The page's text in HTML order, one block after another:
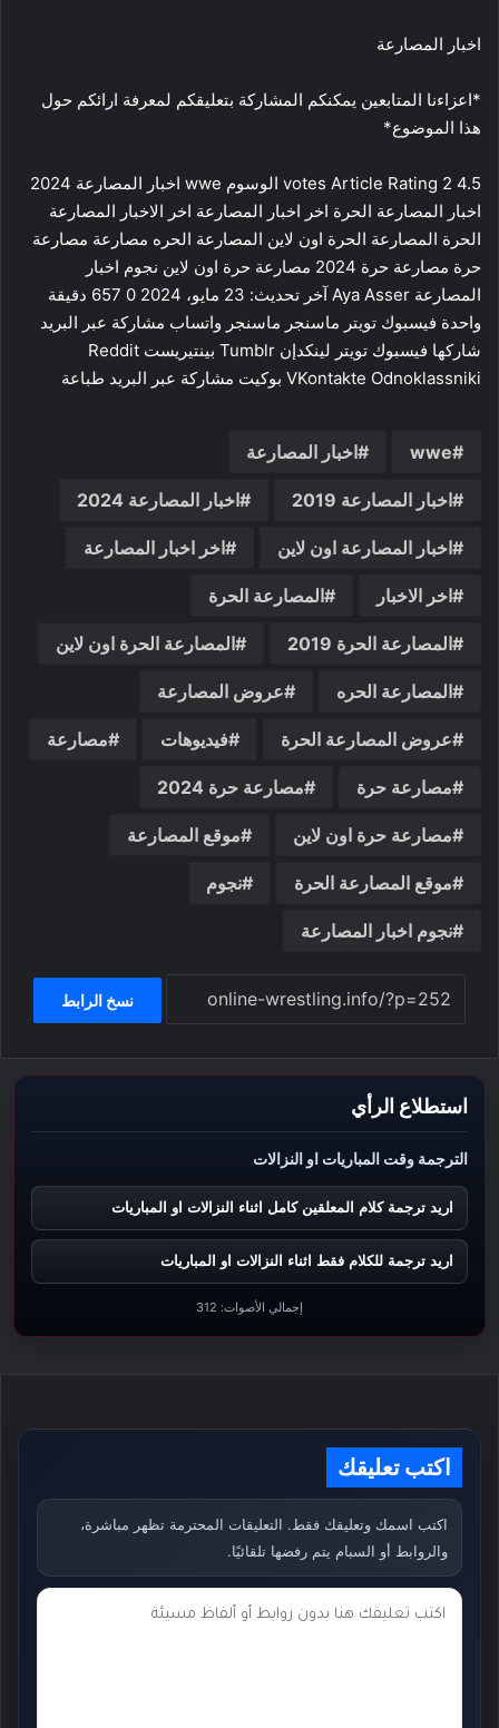
اخبار المصارعة
*اعزاءنا المتابعين يمكنكم المشاركة بتعليقكم لمعرفة ارائكم حول
هذا الموضوع*
4.5 2 votes Article Rating الوسوم wwe اخبار المصارعة 2024
اخبار المصارعة الحرة اخر اخبار المصارعة اخر الاخبار المصارعة
الحرة المصارعة الحرة اون لاين المصارعة الحره مصارعة مصارعة
حرة مصارعة حرة 2024 مصارعة حرة اون لاين نجوم اخبار
المصارعة Aya Asser آخر تحديث: 23 مايو، 2024 0 657 دقيقة
واحدة فيسبوك تويتر ماسنجر ماسنجر واتساب مشاركة عبر البريد
شاركها فيسبوك تويتر لينكدإن ‏Tumblr بينتيريست ‏Reddit
wwe اخبار المصارعة
اخبار المصارعة 2019 اخبار المصارعة 2024
اخبار المصارعة اون لاين اخر اخبار المصارعة
اخر الاخبار المصارعة الحرة
المصارعة الحرة 2019 المصارعة الحرة اون لاين
المصارعة الحره عروض المصارعة
عروض المصارعة الحرة فيديوهات مصارعة
مصارعة حرة مصارعة حرة 2024
مصارعة حرة اون لاين موقع المصارعة
موقع المصارعة الحرة نجوم
نجوم اخبار المصارعة
نسخ الرابط
استطلاع الرأي
الترجمة وقت المباريات او النزالات
اريد ترجمة كلام المعلقين كامل اثناء النزالات او المباريات
اريد ترجمة للكلام فقط اثناء النزالات او المباريات
إجمالي الأصوات: 312
اكتب تعليقك
اكتب اسمك وتعليقك فقط. التعليقات المحترمة تظهر مباشرة،
والروابط أو السبام يتم رفضها تلقائيًا.
ت